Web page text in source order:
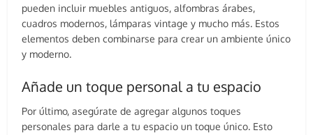
pueden incluir muebles antiguos, alfombras árabes,
cuadros modernos, lámparas vintage y mucho más. Estos
elementos deben combinarse para crear un ambiente único
y moderno.
Añade un toque personal a tu espacio
Por último, asegúrate de agregar algunos toques
personales para darle a tu espacio un toque único. Esto